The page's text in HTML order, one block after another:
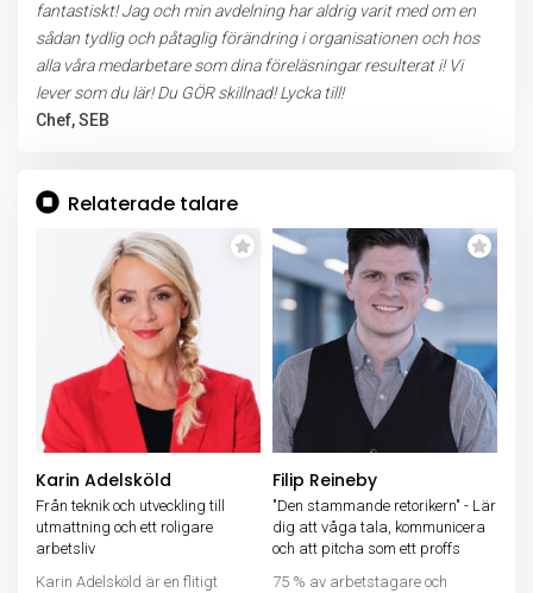
fantastiskt! Jag och min avdelning har aldrig varit med om en
sådan tydlig och påtaglig förändring i organisationen och hos
alla våra medarbetare som dina föreläsningar resulterat i! Vi
lever som du lär! Du GÖR skillnad! Lycka till!
Chef, SEB
Relaterade talare
Karin Adelsköld
Från teknik och utveckling till
utmattning och ett roligare
arbetsliv
Karin Adelsköld är en flitigt
Filip Reineby
"Den stammande retorikern" - Lär
dig att våga tala, kommunicera
och att pitcha som ett proffs
75 % av arbetstagare och